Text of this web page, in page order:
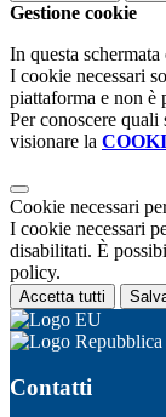
Gestione cookie
In questa
I cookie necessari
piattaforma e non è
Per conoscere
visionare la
Cookie necessari
I cookie necessari
disabilitati. È
policy.
Accetta tutti
Contatti